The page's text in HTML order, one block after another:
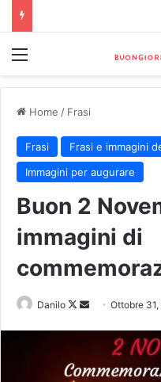
Home / Frasi
Frasi
Frasi e immagini
Immagini per augurare
Buon 2
immagini di
Danilo Ottobre 31,